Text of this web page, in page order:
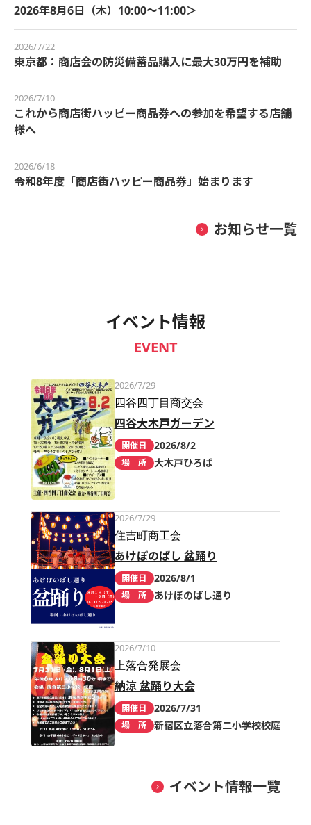
2026年8月6日（木）10:00～11:00＞
2026/7/22
東京都：商店会の防災備蓄品購入に最大30万円を補助
2026/7/10
これから商店街ハッピー商品券への参加を希望する店舗
様へ
2026/6/18
令和8年度「商店街ハッピー商品券」始まります
お知らせ一覧
イベント情報
EVENT
2026/7/29
四谷四丁目商交会
四谷大木戸ガーデン
開催日 2026/8/2
場 所 大木戸ひろば
2026/7/29
住吉町商工会
あけぼのばし 盆踊り
開催日 2026/8/1
場 所 あけぼのばし通り
2026/7/10
上落合発展会
納涼 盆踊り大会
開催日 2026/7/31
場 所 新宿区立落合第二小学校校庭
イベント情報一覧